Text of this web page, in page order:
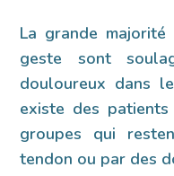
La grande
geste sont
douloureux dans
existe des
groupes qui
tendon ou par des